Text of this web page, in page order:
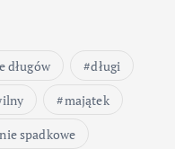
długów
długi
majątek
spadkowe